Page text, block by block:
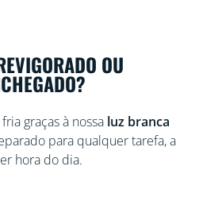
OU
graças à nossa luz branca
para qualquer tarefa, a
hora do dia.